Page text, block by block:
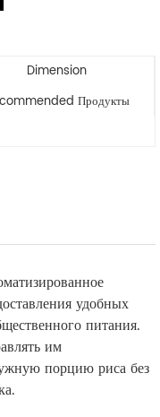
Dimension
Продукты
удобных
питания.
им
порцию риса без